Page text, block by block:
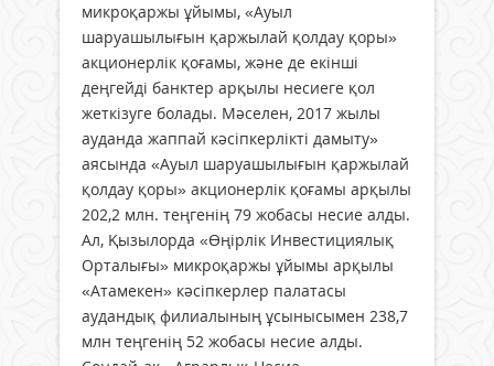
микроқаржы ұйымы, «Ауыл
шаруашылығын қаржылай қолдау қоры»
акционерлік қоғамы, және де екінші
деңгейді банктер арқылы несиеге қол
жеткізуге болады. Мәселен, 2017 жылы
ауданда жаппай кәсіпкерлікті дамыту»
аясында «Ауыл шаруашылығын қаржылай
қолдау қоры» акционерлік қоғамы арқылы
202,2 млн. теңгенің 79 жобасы несие алды.
Ал, Қызылорда «Өңірлік Инвестициялық
Орталығы» микроқаржы ұйымы арқылы
«Атамекен» кәсіпкерлер палатасы
аудандық филиалының ұсынысымен 238,7
млн теңгенің 52 жобасы несие алды.